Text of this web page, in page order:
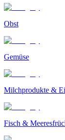
Obst
Gemüse
Milchprodukte &
Fisch &